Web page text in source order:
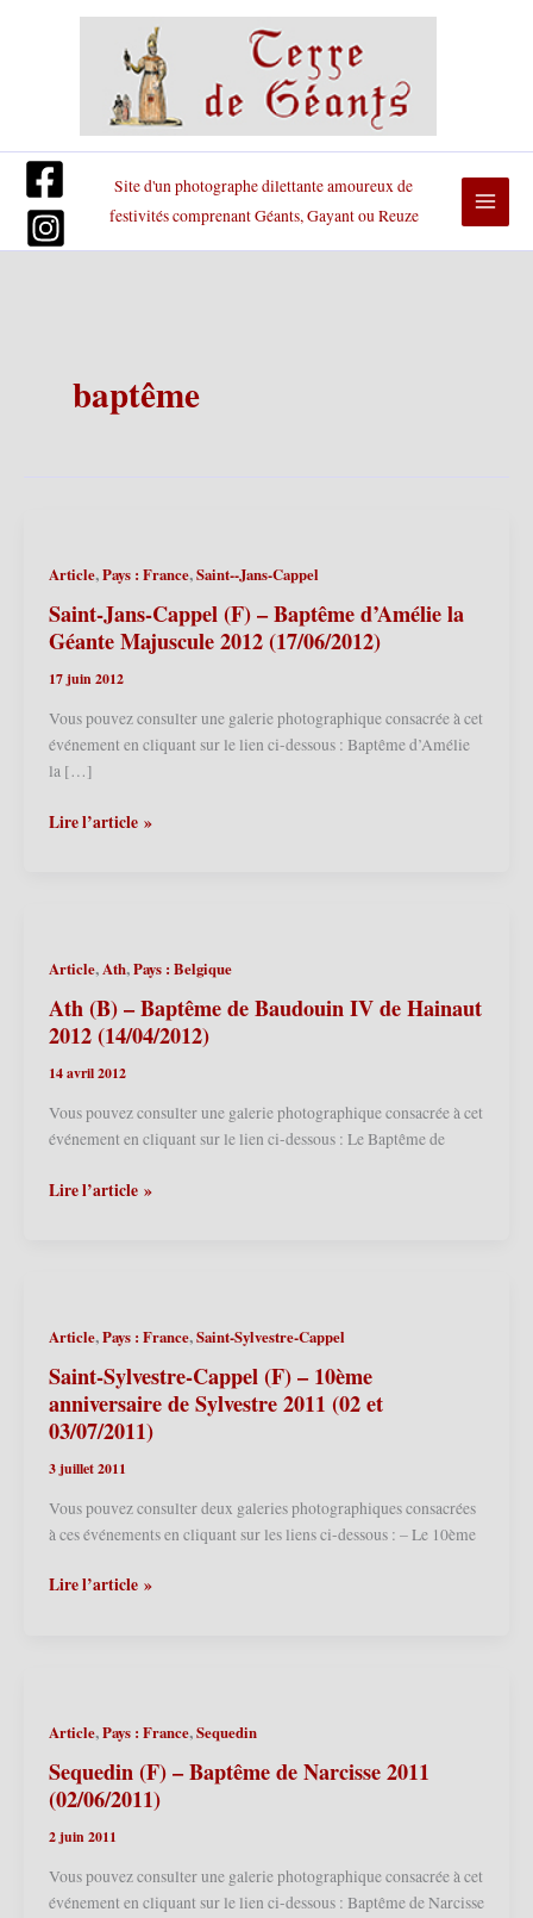
Site d'un photographe dilettante amoureux de
festivités comprenant Géants, Gayant ou Reuze
baptême
Article,Pays : France,Saint--Jans-Cappel
Saint-Jans-Cappel (F) – Baptême d’Amélie la
Géante Majuscule 2012 (17/06/2012)
17 juin 2012
Vous pouvez consulter une galerie photographique consacrée à cet
événement en cliquant sur le lien ci-dessous : Baptême d’Amélie
la […]
Saint-
d’Amélie
la
Géante
2012
(17/06/2012)
Lire l’article »
Article,Ath,Pays : Belgique
Ath (B) – Baptême de Baudouin IV de Hainaut
2012 (14/04/2012)
14 avril 2012
Vous pouvez consulter une galerie photographique consacrée à cet
événement en cliquant sur le lien ci-dessous : Le Baptême de
Ath
IV
de
Hainaut
2012
Lire l’article »
Article,Pays : France,Saint-Sylvestre-Cappel
Saint-Sylvestre-Cappel (F) – 10ème
anniversaire de Sylvestre 2011 (02 et
03/07/2011)
3 juillet 2011
Vous pouvez consulter deux galeries photographiques consacrées
à ces événements en cliquant sur les liens ci-dessous : – Le 10ème
Saint-
anniversaire
de
Sylvestre
(02
et
03/07/2011)
Lire l’article »
Article,Pays : France,Sequedin
Sequedin (F) – Baptême de Narcisse 2011
(02/06/2011)
2 juin 2011
Vous pouvez consulter une galerie photographique consacrée à cet
événement en cliquant sur le lien ci-dessous : Baptême de Narcisse